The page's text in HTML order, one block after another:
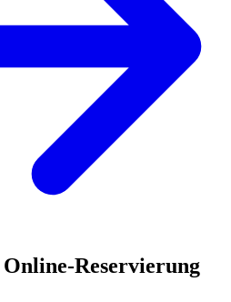
Reservierung